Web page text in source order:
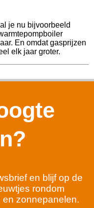
je nu bijvoorbeeld
En omdat gasprijzen
elk jaar groter.
en blijf op de
rondom
en zonnepanelen.